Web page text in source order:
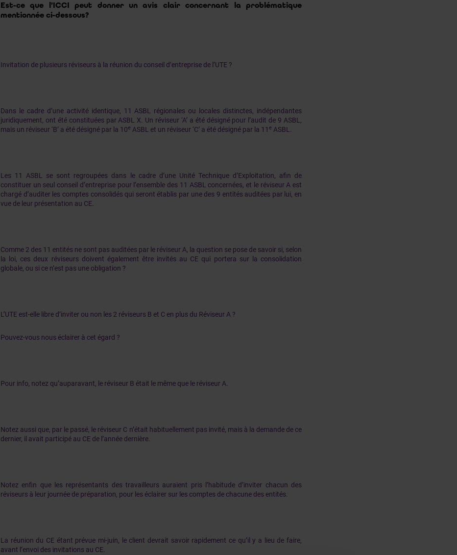
Est-ce que l’ICCI peut donner un avis clair concernant la problématique
mentionnée ci-dessous?
Invitation de plusieurs réviseurs à la réunion du conseil d’entreprise de l’UTE ?
Dans le cadre d’une activité identique, 11 ASBL régionales ou locales distinctes, indépendantes
juridiquement, ont été constituées par ASBL X. Un réviseur ‘A’ a été désigné pour l’audit de 9 ASBL,
mais un réviseur ‘B’ a été désigné par la 10e ASBL et un réviseur ‘C’ a été désigné par la 11 e ASBL.
Les 11 ASBL se sont regroupées dans le cadre d’une Unité Technique d’Exploitation, afin de
constituer un seul conseil d’entreprise pour l’ensemble des 11 ASBL concernées, et le réviseur A est
chargé d’auditer les comptes consolidés qui seront établis par une des 9 entités auditées par lui, en
vue de leur présentation au CE.
Comme 2 des 11 entités ne sont pas auditées par le réviseur A, la question se pose de savoir si, selon
la loi, ces deux réviseurs doivent également être invités au CE qui portera sur la consolidation
globale, ou si ce n’est pas une obligation ?
L’UTE est-elle libre d’inviter ou non les 2 réviseurs B et C en plus du Réviseur A ?
Pouvez-vous nous éclairer à cet égard ?
Pour info, notez qu’auparavant, le réviseur B était le même que le réviseur A.
Notez aussi que, par le passé, le réviseur C n’était habituellement pas invité, mais à la demande de ce
dernier, il avait participé au CE de l’année dernière.
Notez enfin que les représentants des travailleurs auraient pris l’habitude d’inviter chacun des
réviseurs à leur journée de préparation, pour les éclairer sur les comptes de chacune des entités.
La réunion du CE étant prévue mi-juin, le client devrait savoir rapidement ce qu’il y a lieu de faire,
avant l’envoi des invitations au CE.